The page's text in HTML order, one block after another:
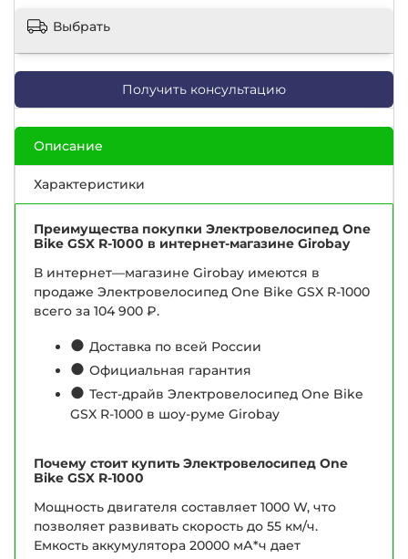
Выбрать
Получить консультацию
Описание
Характеристики
Преимущества покупки Электровелосипед One
Bike GSX R-1000 в интернет-магазине Girobay
В интернет—магазине Girobay имеются в
продаже Электровелосипед One Bike GSX R-1000
всего за 104 900 ₽.
● Доставка по всей России
● Официальная гарантия
● Тест-драйв Электровелосипед One Bike
GSX R-1000 в шоу-руме Girobay
Почему стоит купить Электровелосипед One
Bike GSX R-1000
Мощность двигателя составляет 1000 W, что
позволяет развивать скорость до 55 км/ч.
Емкость аккумулятора 20000 мА*ч дает